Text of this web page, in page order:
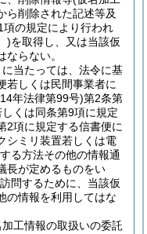
ら削除された記述等及
の規定により行われ
)を取得し、又は当該仮
らない。
当たっては、法令に基
若しくは民間事業者に
年法律第99号)第2条第
くは同条第9項に規定
2項に規定する信書便に
シミリ装置若しくは電
る方法その他の情報通
長が定めるものをい
問するために、当該仮
の情報を利用してはな
工情報の取扱いの委託